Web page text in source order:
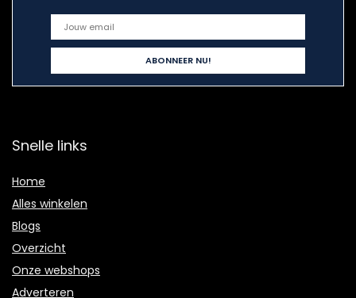
Snelle links
Home
Alles winkelen
Blogs
Overzicht
Onze webshops
Adverteren